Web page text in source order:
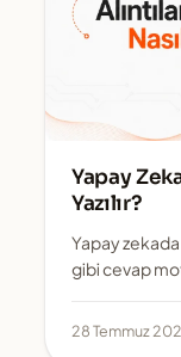
Yapay
Yazılır?
Yapay
gibi cevap
28 Temmuz